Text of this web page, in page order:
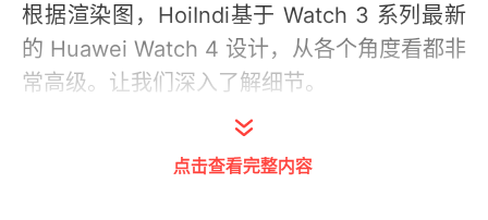
根据渲染图，HoiIndi基于 Watch 3 系列最新
的 Huawei Watch 4 设计，从各个角度看都非
常高级。让我们深入了解细节。
从正面开始，Huawei Watch 4采用圆形表
盘，玻璃面反射出更好看的表盘。此外，该设
点击查看完整内容